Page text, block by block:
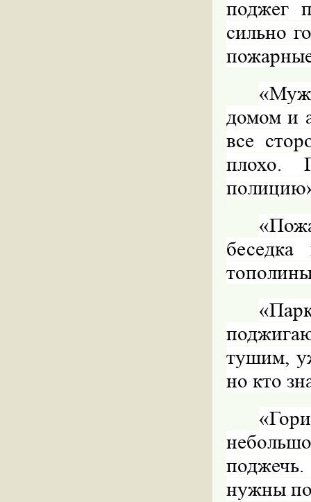
поджег
сильно
домом и
все
плохо.
тушим,
но кто
нужны